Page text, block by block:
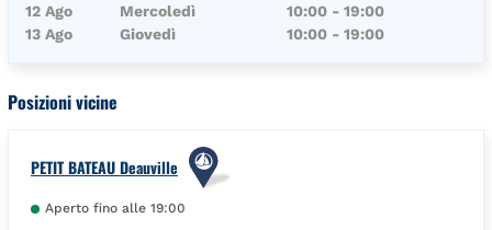
12 Ago
Mercoledì 10:00 - 19:00
13 Ago
Giovedì 10:00 - 19:00
Posizioni vicine
PETIT BATEAU Deauville
Aperto fino alle 19:00